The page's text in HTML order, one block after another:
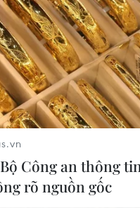
Công an thông
rõ nguồn gốc